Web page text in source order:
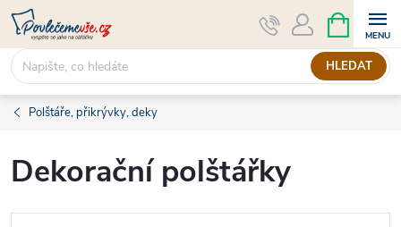
Přejít
obsah
HLEDAT
NÁKUPNÍ
KOŠÍK
Polštáře, přikrývky, deky
Dekorační polštářky